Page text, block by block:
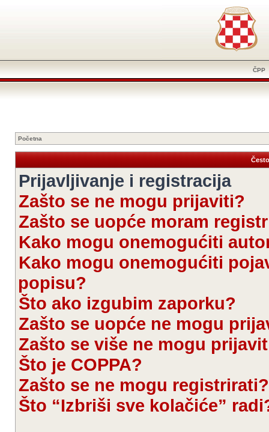
ČPP
Početna
Prijavljivanje i registracija
Zašto se ne mogu prijaviti?
Zašto se uopće moram
Kako mogu onemogućiti
Kako mogu onemogućiti
popisu?
Što ako izgubim zaporku?
Zašto se uopće ne mogu
Zašto se više ne mogu
Što je COPPA?
Zašto se ne mogu registrirati?
Što “Izbriši sve kolačiće”